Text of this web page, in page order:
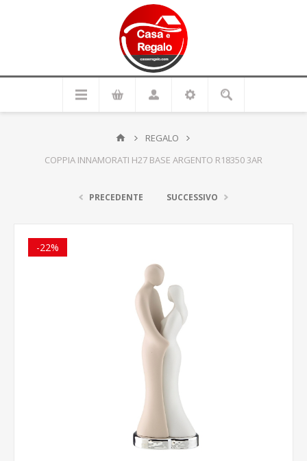
REGALO
COPPIA INNAMORATI H27 BASE ARGENTO R18350 3AR
PRECEDENTE SUCCESSIVO
-22%